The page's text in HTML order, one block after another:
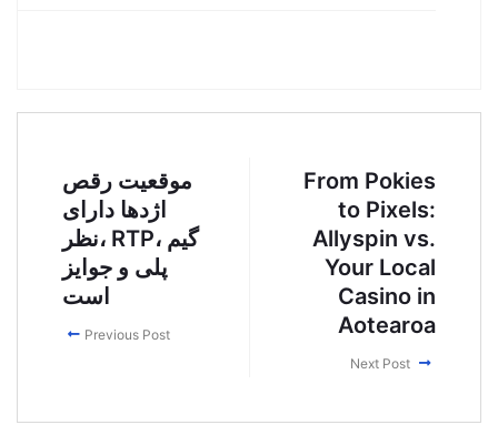
موقعیت رقص
اژدها دارای
نظر، RTP، گیم
پلی و جوایز
است
Previous Post
From Pokies
to Pixels:
Allyspin vs.
Your Local
Casino in
Aotearoa
Next Post